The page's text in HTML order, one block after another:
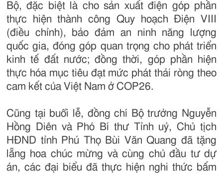
Bộ, đặc biệt là cho sản xuất điện góp phần
thực hiện thành công Quy hoạch Điện VIII
(điều chỉnh), bảo đảm an ninh năng lượng
quốc gia, đóng góp quan trọng cho phát triển
kinh tế đất nước; đồng thời, góp phần hiện
thực hóa mục tiêu đạt mức phát thải ròng theo
cam kết của Việt Nam ở COP26.
Cũng tại buổi lễ, đồng chí Bộ trưởng Nguyễn
Hồng Diên và Phó Bí thư Tỉnh uỷ, Chủ tịch
HĐND tỉnh Phú Thọ Bùi Văn Quang đã tặng
lẵng hoa chúc mừng và cùng chủ đầu tư dự
án, các đại biểu đã thực hiện nghi thức bấm